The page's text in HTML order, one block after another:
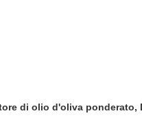
di olio d'oliva